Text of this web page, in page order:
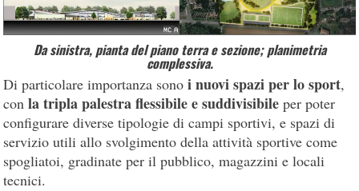
Da sinistra, pianta del piano terra e sezione; planimetria
complessiva.
Di particolare importanza sonoi nuovi spazi per lo sport,
conla tripla palestra flessibile e suddivisibileper poter
configurare diverse tipologie di campi sportivi, e spazi di
servizio utili allo svolgimento della attività sportive come
spogliatoi, gradinate per il pubblico, magazzini e locali
tecnici.